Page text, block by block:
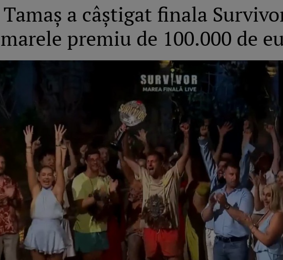
a câștigat finala
premiu de 100.000 de